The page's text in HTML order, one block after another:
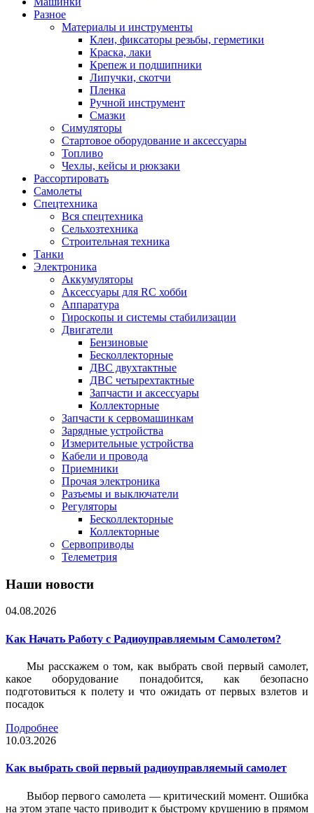
Разное
Материалы и инструменты
Клеи, фиксаторы резьбы, герметики
Краска, лаки
Крепеж и подшипники
Липучки, скотчи
Пленка
Ручной инструмент
Смазки
Симуляторы
Стартовое оборудование и аксессуары
Топливо
Чехлы, кейсы и рюкзаки
Рассортировать
Самолеты
Спецтехника
Вся спецтехника
Сельхозтехника
Строительная техника
Танки
Электроника
Аккумуляторы
Аксессуары для RC хобби
Аппаратура
Гироскопы и системы стабилизации
Двигатели
Бензиновые
Бесколлекторные
ДВС двухтактные
ДВС четырехтактные
Запчасти и аксессуары
Коллекторные
Запчасти к сервомашинкам
Зарядные устройства
Измерительные устройства
Кабели и провода
Приемники
Прочая электроника
Разъемы и выключатели
Регуляторы
Бесколлекторные
Коллекторные
Сервоприводы
Телеметрия
Наши новости
04.08.2026
Как Начать Работу с Радиоуправляемым Самолетом?
Мы расскажем о том, как выбрать свой первый самолет,
какое оборудование понадобится, как безопасно
подготовиться к полету и что ожидать от первых взлетов и
посадок
Подробнее
10.03.2026
Как выбрать свой первый радиоуправляемый самолет
Выбор первого самолета — критический момент. Ошибка
на этом этапе часто приводит к быстрому крушению в прямом